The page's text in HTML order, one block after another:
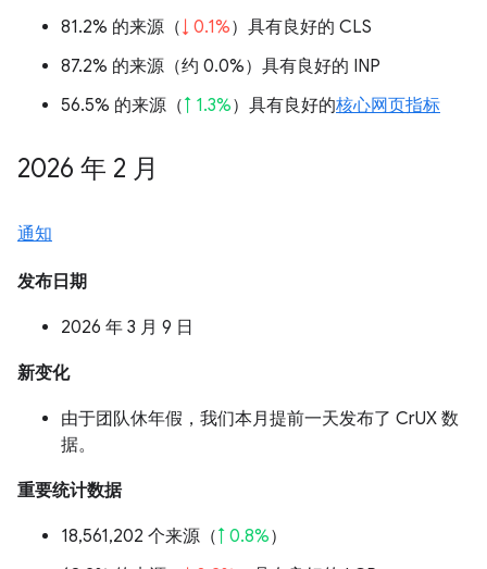
81.2% 的来源（↓ 0.1%）具有良好的 CLS
87.2% 的来源（约 0.0%）具有良好的 INP
56.5% 的来源（↑ 1.3%）具有良好的核心网页指标
2026 年 2 月
通知
发布日期
2026 年 3 月 9 日
新变化
由于团队休年假，我们本月提前一天发布了 CrUX 数
据。
重要统计数据
18,561,202 个来源（↑ 0.8%）